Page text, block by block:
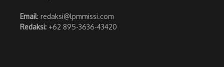
Email: redaksi@lpmmissi.com
Redaksi: +62 895-3636-43420